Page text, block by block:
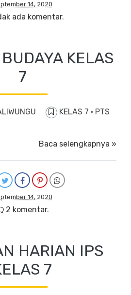
14, 2020
ada komentar.
KELAS
7
KELAS 7 · PTS
Baca selengkapnya »
14, 2020
2 komentar.
HARIAN IPS
7